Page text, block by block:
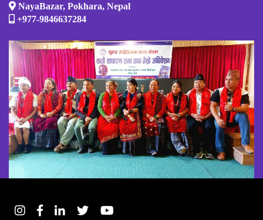
NayaBazar, Pokhara, Nepal
+977-9846637284